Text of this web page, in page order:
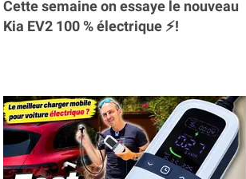
Cette semaine on essaye le nouveau
Kia EV2 100 % électrique ⚡️!